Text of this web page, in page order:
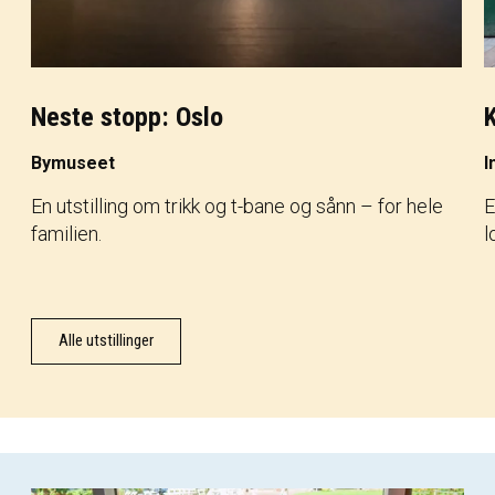
Neste stopp: Oslo
Bymuseet
En utstilling om trikk og t-bane og sånn – for hele
familien.
Alle utstillinger